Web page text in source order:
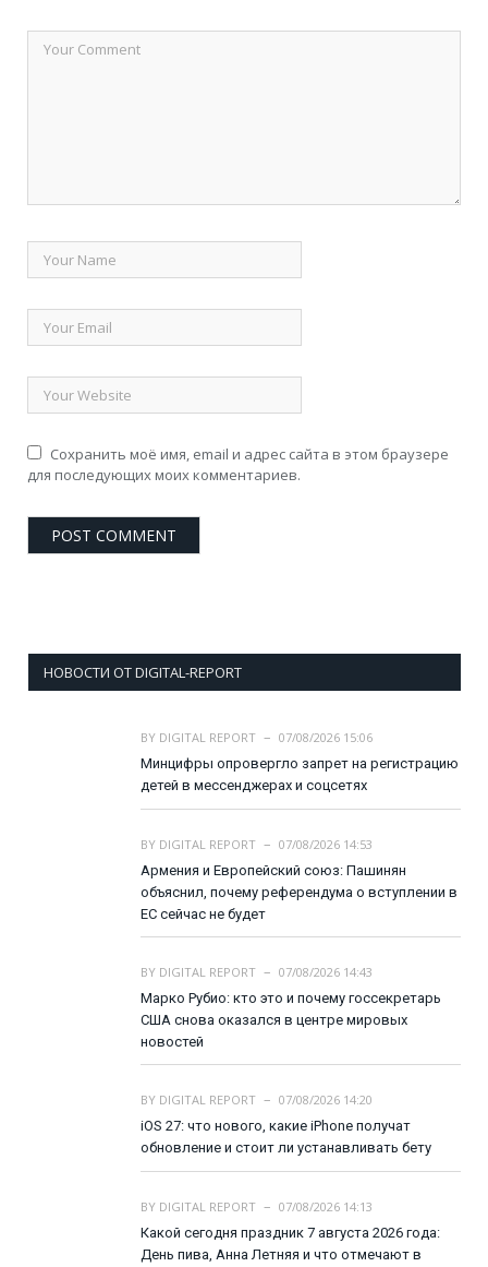
Сохранить моё имя, email и адрес сайта в этом браузере
для последующих моих комментариев.
НОВОСТИ ОТ DIGITAL-REPORT
BY DIGITAL REPORT
07/08/2026 15:06
Минцифры опровергло запрет на регистрацию
детей в мессенджерах и соцсетях
BY DIGITAL REPORT
07/08/2026 14:53
Армения и Европейский союз: Пашинян
объяснил, почему референдума о вступлении в
ЕС сейчас не будет
BY DIGITAL REPORT
07/08/2026 14:43
Марко Рубио: кто это и почему госсекретарь
США снова оказался в центре мировых
новостей
BY DIGITAL REPORT
07/08/2026 14:20
iOS 27: что нового, какие iPhone получат
обновление и стоит ли устанавливать бету
BY DIGITAL REPORT
07/08/2026 14:13
Какой сегодня праздник 7 августа 2026 года:
День пива, Анна Летняя и что отмечают в